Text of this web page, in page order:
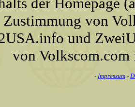
von
und
von
- Impressum -